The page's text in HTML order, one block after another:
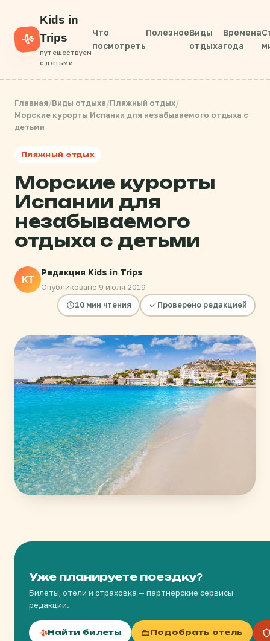
Kids in
Trips
путешествуем
с детьми
Что
посмотреть
ПолезноеВиды
отдыха
Времена
года
Главная/Виды отдыха/Пляжный отдых/
Морские курорты Испании для незабываемого отдыха с
детьми
Пляжный отдых
Морские курорты
Испании для
незабываемого
отдыха с детьми
KT
Редакция Kids in Trips
Опубликовано 9 июля 2019
10 мин чтения
Проверено редакцией
Уже планируете поездку?
Билеты, отели и страховка — партнёрские сервисы
редакции.
Найти билеты Подобрать отель